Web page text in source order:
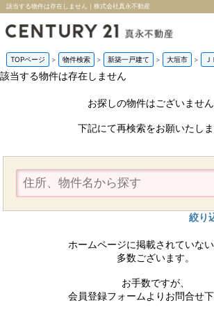
該当する物件は存在しません｜株式会社真永不動産
TOPページ > 物件検索 > 新築一戸建て > 大垣市 >
該当する物件は存在しません
お探しの物件はございません
下記にて再検索をお願いたしま
絞り
ホームページに掲載されていな
多数ございます。
お手数ですが、
会員登録フォームよりお問合せ下